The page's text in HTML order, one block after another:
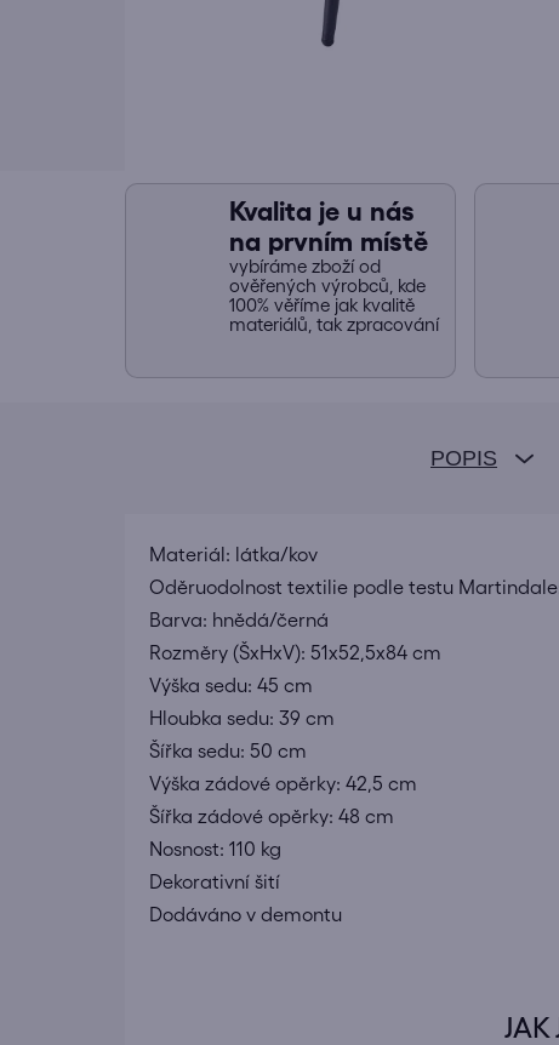
Kvalita je u nás
na prvním místě
vybíráme zboží od
ověřených výrobců, kde
100% věříme jak kvalitě
materiálů, tak zpracování
POPIS
Materiál: látka/kov
Oděruodolnost textilie podle testu
Barva: hnědá/černá
Rozměry (ŠxHxV): 51x52,5x84 cm
Výška sedu: 45 cm
Hloubka sedu: 39 cm
Šířka sedu: 50 cm
Výška zádové opěrky: 42,5 cm
Šířka zádové opěrky: 48 cm
Nosnost: 110 kg
Dekorativní šití
Dodáváno v demontu